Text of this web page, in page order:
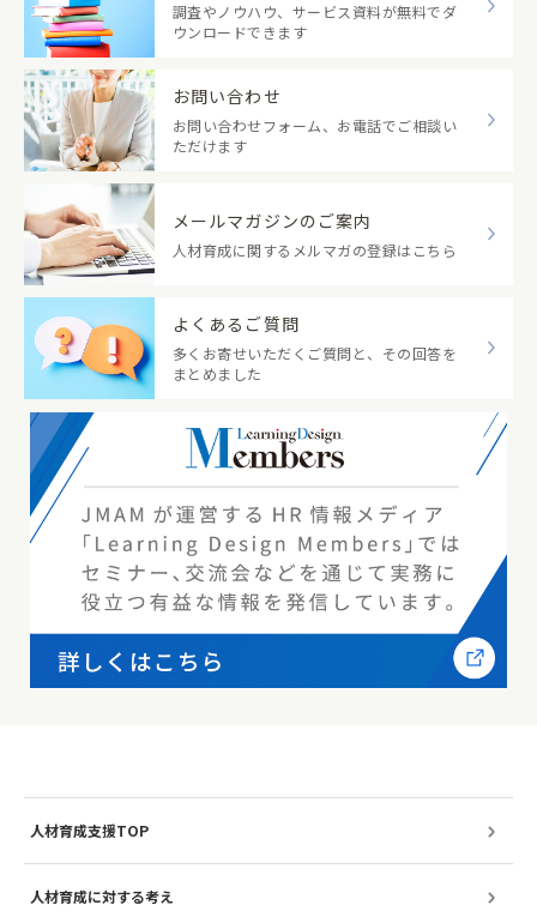
調査やノウハウ、サービス資料が無料でダ
ウンロードできます
お問い合わせ
お問い合わせフォーム、お電話でご相談い
ただけます
メールマガジンのご案内
人材育成に関するメルマガの登録はこちら
よくあるご質問
多くお寄せいただくご質問と、その回答を
まとめました
人材育成支援TOP
人材育成に対する考え